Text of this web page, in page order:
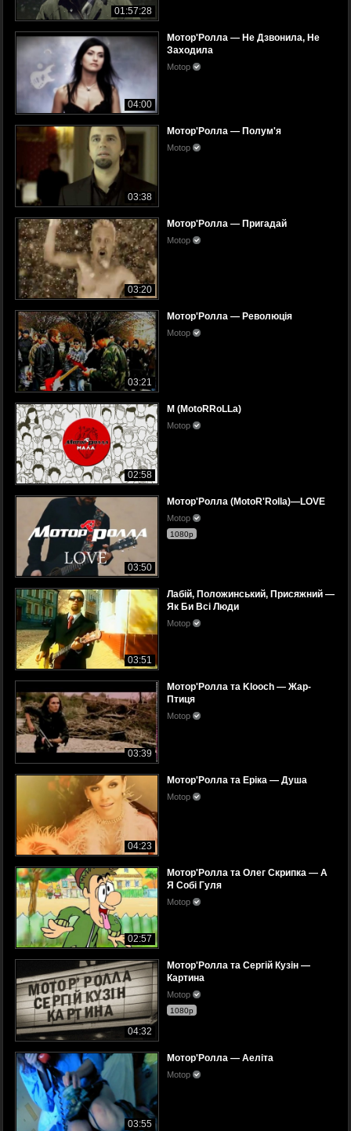
01:57:28
04:00
Мотор'Ролла — Не Дзвонила, Не
Заходила
Motop
03:38
Мотор'Ролла — Полум'я
Motop
03:20
Мотор'Ролла — Пригадай
Motop
03:21
Мотор'Ролла — Революція
Motop
02:58
M (MotoRRoLLa)
Motop
03:50
Mотор'Ролла (MotoR'Rolla)—LOVE
Motop
1080p
03:51
Лабій, Положинський, Присяжний —
Як Би Всі Люди
Motop
03:39
Мотор'Ролла та Klooch — Жар-
Птиця
Motop
04:23
Мотор'Ролла та Еріка — Душа
Motop
02:57
Мотор'Ролла та Олег Скрипка — А
Я Собі Гуля
Motop
04:32
Мотор'Ролла та Сергій Кузін —
Картина
Motop
1080p
03:55
Мотор'Ролла — Аеліта
Motop